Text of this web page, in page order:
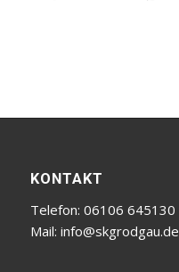
KONTAKT
Telefon: 06106 645130
Mail: info@skgrodgau.de